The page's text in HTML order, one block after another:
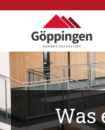
Was